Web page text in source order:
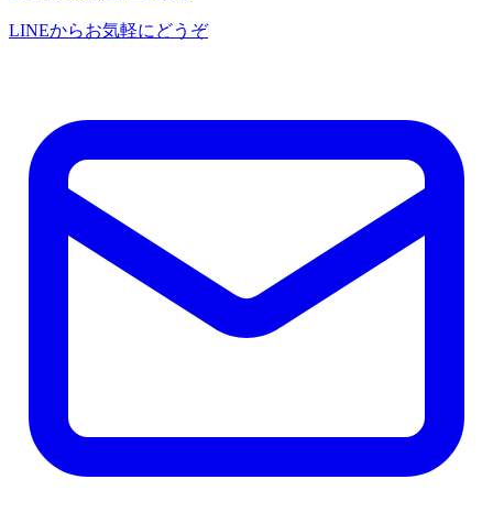
LINEからお気軽にどうぞ